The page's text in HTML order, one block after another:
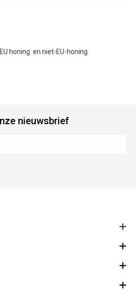
EU honing en niet-EU-honing
nieuwsbrief
Fleurus - Lambusart